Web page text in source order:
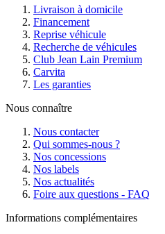
Livraison à domicile
Financement
Reprise véhicule
Recherche de véhicules
Club Jean Lain Premium
Carvita
Les garanties
Nous connaître
Nous contacter
Qui sommes-nous ?
Nos concessions
Nos labels
Nos actualités
Foire aux questions - FAQ
Informations complémentaires